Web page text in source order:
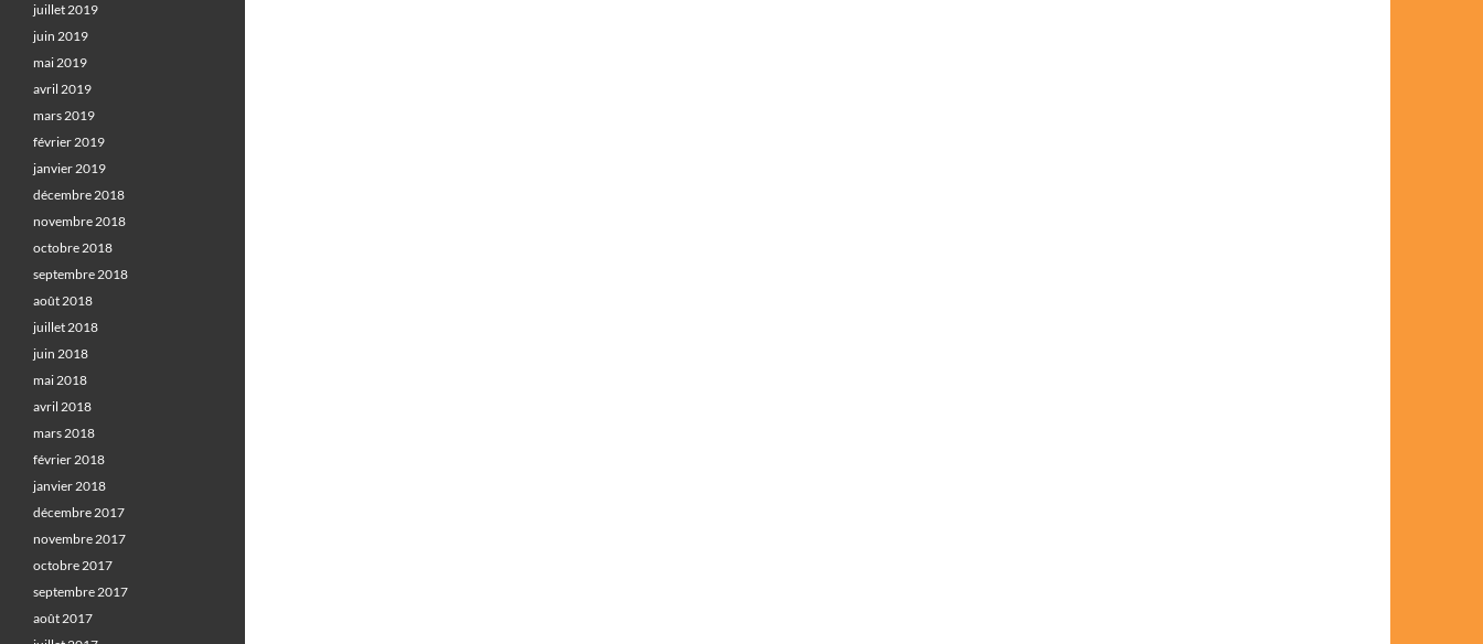
juillet 2019
juin 2019
mai 2019
avril 2019
mars 2019
février 2019
janvier 2019
décembre 2018
novembre 2018
octobre 2018
septembre 2018
août 2018
juillet 2018
juin 2018
mai 2018
avril 2018
mars 2018
février 2018
janvier 2018
décembre 2017
novembre 2017
octobre 2017
septembre 2017
août 2017